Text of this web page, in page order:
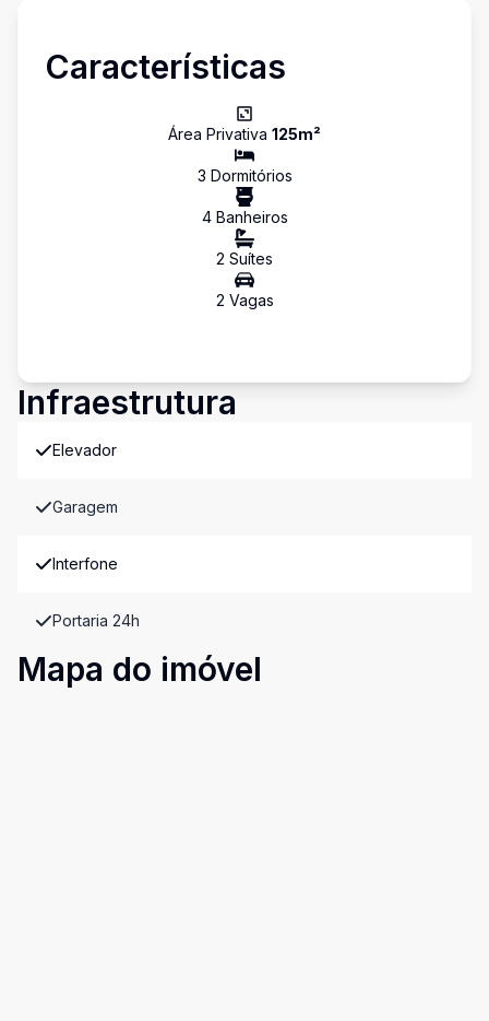
Características
Área Privativa 125m²
3 Dormitórios
4Banheiros
2 Suítes
2 Vagas
Infraestrutura
Elevador
Garagem
Interfone
Portaria 24h
Mapa do imóvel